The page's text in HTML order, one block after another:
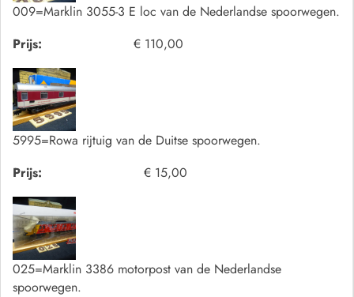
009=Marklin 3055-3 E loc van de Nederlandse spoorwegen.
Prijs:
€ 110,00
5995=Rowa rijtuig van de Duitse spoorwegen.
Prijs:
€ 15,00
025=Marklin 3386 motorpost van de Nederlandse
spoorwegen.